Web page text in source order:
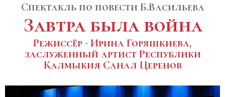
Спектакль по повести Б.Васильева
Завтра была война
Режиссёр - Ирина Горяшкиева,
заслуженный артист Республики
Калмыкия Санал Церенов